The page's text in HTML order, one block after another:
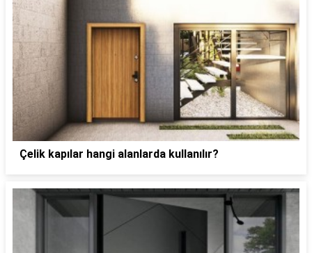
Çelik kapılar hangi alanlarda kullanılır?